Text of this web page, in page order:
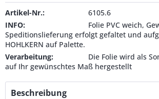
Artikel-Nr.:
6105.6
INFO:
Folie PVC weich,
Speditionslieferung erfolgt gefaltet und
HOHLKERN auf Palette.
Verarbeitung:
Die Folie wird als
auf Ihr gewünschtes Maß hergestellt
Beschreibung